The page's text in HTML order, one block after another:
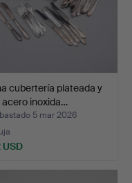
cubertería plateada y
acero inoxida…
5 mar 2026
USD